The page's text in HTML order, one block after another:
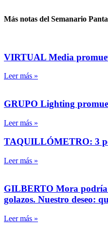
Más notas del Semanario
VIRTUAL Media
Leer más »
GRUPO Lighting
Leer más »
TAQUILLÓMETRO: 3
Leer más »
GILBERTO Mora podría
golazos. Nuestro deseo:
Leer más »